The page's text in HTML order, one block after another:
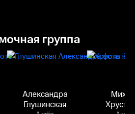
группа
Александра
Глушинская